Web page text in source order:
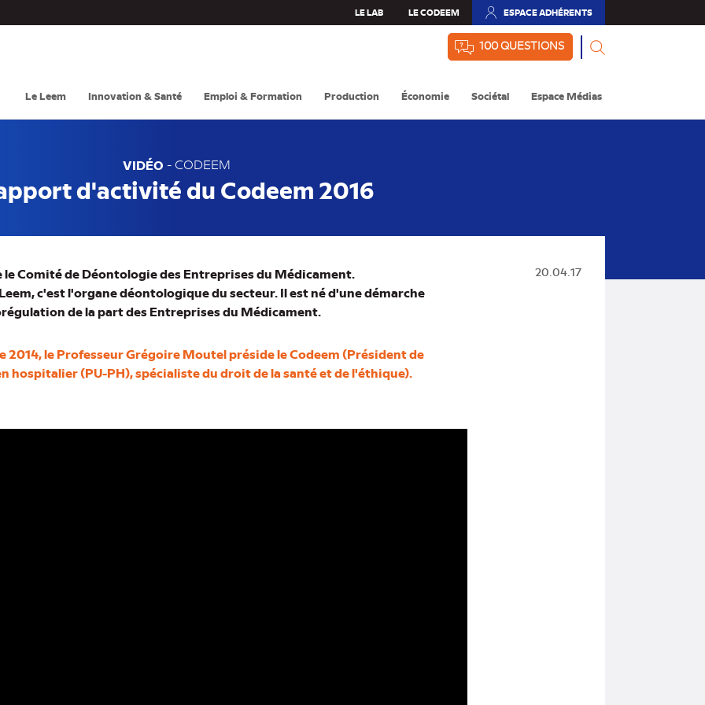
LE LAB LE CODEEM ESPACE ADHÉRENTS
(NOUVEL
100 QUESTIONS
Le Leem Innovation & Santé Emploi & Formation Production Économie Sociétal Espace Médias
VIDÉO -CODEEM
d'activité du Codeem 2016
20.04.17
le Comité de Déontologie des Entreprises du Médicament.
c'est l'organe déontologique du secteur. Il est né d'une démarche
de la part des Entreprises du Médicament.
2014, le Professeur Grégoire Moutel préside le Codeem (Président de
hospitalier (PU-PH), spécialiste du droit de la santé et de l'éthique).